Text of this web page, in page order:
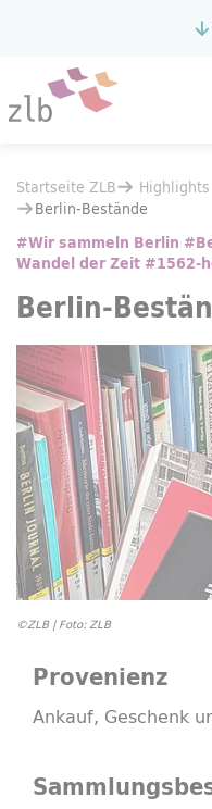
Zum Hauptinhalt
Highlights
Berlin-Sammlungen
Berlin-Bestände
Sie befinden sich hier:
Startseite ZLB Highlights
Berlin-Bestände
#Wir sammeln Berlin
Wandel der Zeit #1562-
Berlin-
©ZLB | Foto: ZLB
Provenienz
Ankauf, Geschenk